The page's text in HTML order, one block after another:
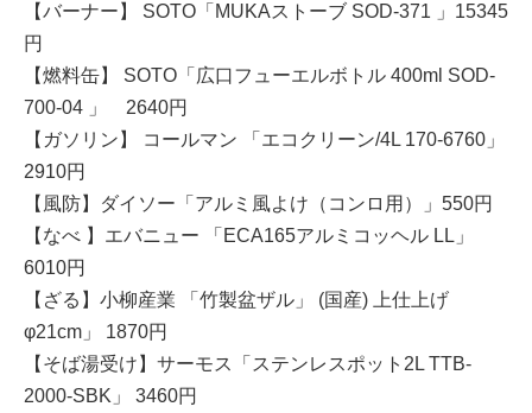
【バーナー】 SOTO「MUKAストーブ SOD-371 」15345
円
【燃料缶】 SOTO「広口フューエルボトル 400ml SOD-
700-04 」 2640円
【ガソリン】 コールマン 「エコクリーン/4L 170-6760」
2910円
【風防】ダイソー「アルミ風よけ（コンロ用）」550円
【なべ 】エバニュー 「ECA165アルミコッヘル LL」
6010円
【ざる】小柳産業 「竹製盆ザル」 (国産) 上仕上げ
φ21cm」 1870円
【そば湯受け】サーモス「ステンレスポット2L TTB-
2000-SBK」 3460円